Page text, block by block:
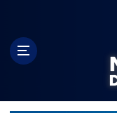
c